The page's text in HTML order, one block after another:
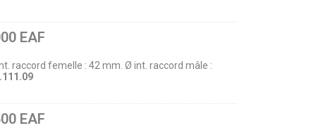
EAF
raccord femelle : 42 mm. Ø int. raccord mâle :
EAF